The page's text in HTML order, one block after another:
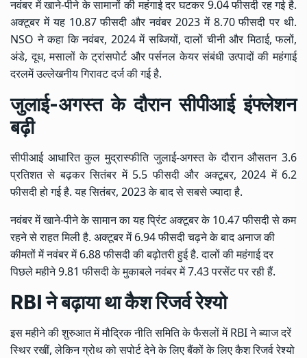
नवंबर में खाने-पीने के सामानों की महंगाई दर घटकर 9.04 फीसदी रह गई है.
अक्टूबर में यह 10.87 फीसदी और नवंबर 2023 में 8.70 फीसदी पर थी.
NSO ने कहा कि नवंबर, 2024 में सब्जियों, दालों चीनी और मिठाई, फलों,
अंडे, दूध, मसालों के ट्रांसपोर्ट और पर्सनल केयर संबंधी उत्पादों की महंगाई
दरलमें उल्लेखनीय गिरावट दर्ज की गई है.
जुलाई-अगस्त के दौरान सीपीआई इंफ्लेशन
बढ़ी
सीपीआई आधारित कुल मुद्रास्फीति जुलाई-अगस्त के दौरान औसतन 3.6
प्रतिशत से बढ़कर सितंबर में 5.5 फीसदी और अक्टूबर, 2024 में 6.2
फीसदी हो गई है. यह सितंबर, 2023 के बाद से सबसे ज्यादा है.
नवंबर में खाने-पीने के सामान का यह प्रिंट अक्टूबर के 10.47 फीसदी से कम
रहने से राहत मिली है. अक्टूबर में 6.94 फीसदी चढ़ने के बाद अनाज की
कीमतों में नवंबर में 6.88 फीसदी की बढ़ोतरी हुई है. दालों की महंगाई दर
पिछले महीने 9.81 फीसदी के मुकाबले नवंबर में 7.43 परसेंट पर रही हैं.
RBI ने बढ़ाया था कैश रिजर्व रेश्यो
इस महीने की शुरुआत में मौद्रिक नीति समिति के फैसलों में RBI ने ब्याज दरें
स्थिर रखीं, लेकिन ग्रोथ को सपोर्ट देने के लिए बैंकों के लिए कैश रिजर्व रेश्यो